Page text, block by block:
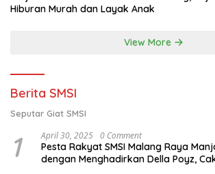
Hiburan Murah dan Layak Anak
View More
Berita SMSI
Seputar Giat SMSI
1 April 30, 2025 0 Comment
Pesta Rakyat SMSI Malang Raya
dengan Menghadirkan Della Poyz,